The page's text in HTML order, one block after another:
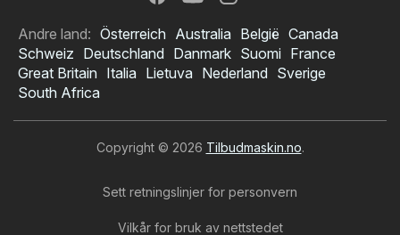
Andre land: Österreich Australia België Canada
Schweiz Deutschland Danmark Suomi France
Great Britain Italia Lietuva Nederland Sverige
South Africa
Copyright © 2026 Tilbudmaskin.no.
Sett retningslinjer for personvern
Vilkår for bruk av nettstedet